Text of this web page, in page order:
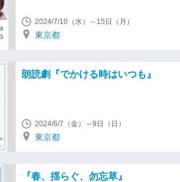
2024/7/10（水）～15日（月）
東京都
朗読劇『でかける時はいつも』
2024/6/7（金）～9日（日）
東京都
『春、揺らぐ、勿忘草』